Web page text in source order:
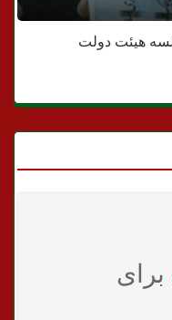
برای